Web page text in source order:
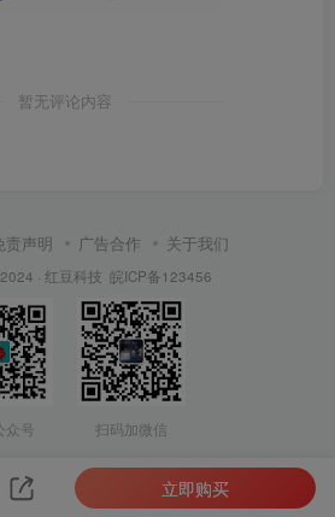
暂无评论内容
责声明 广告合作 关于我们
· 红豆科技 皖ICP备123456
众号 扫码加微信
立即购买